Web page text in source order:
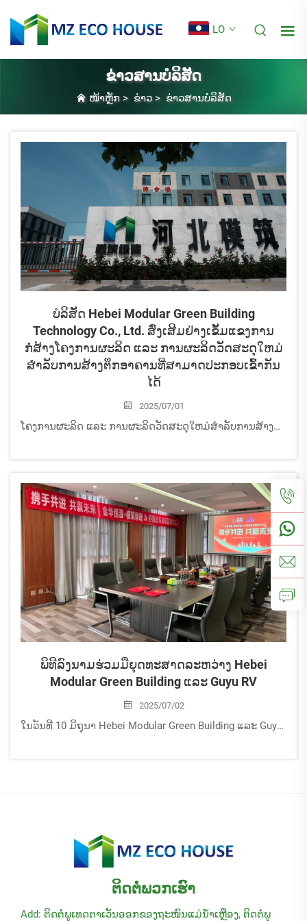
LO
ຂ່າວສານບໍລິສັດ
ໜ້າຫຼັກ> ຂ່າວ> ຂ່າວສານບໍລິສັດ
ບໍລິສັດ Hebei Modular Green Building
Technology Co., Ltd. ສົ່ງເສີມຢ່າງເຂັ້ມແຂງການ
ກໍ່ສ້າງໂຄງການຜະລິດ ແລະ ການຜະລິດວັດສະດຸໃຫມ່
ສໍາລັບການສ້າງຕຶກອາຄານທີ່ສາມາດປະກອບເຂົ້າກັນ
ໄດ້
2025/07/01
ໂຄງການຜະລິດ ແລະ ການຜະລິດວັດສະດຸໃຫມ່ສໍາລັບການສ້າງຕຶກອາຄານທີ່ສາມາດປະກອບເຂົ້າກັນໄດ້ຂອງບໍລິສັດ Hebei Modular Green Building Technology Co., Ltd. ແມ່ນໂຄງການທີ່ຖືກນໍາເຂົ້າມາຈາກ Luannan ເພື່ອສົ່ງເສີມການພັດທະນາອຸດສາຫະກໍາໃຫມ່ເຊັ່ນພະລັງງານໃຫມ່ ແລະ ວັດສະດຸໃຫມ່...
ພິທີລົງນາມຮ່ວມມືຍຸດທະສາດລະຫວ່າງ Hebei
Modular Green Building ແລະ Guyu RV
2025/07/02
ໃນວັນທີ 10 ມິຖຸນາ Hebei Modular Green Building ແລະ Guyu RV ໄດ້ຈັດພິທີເຊັນສັນຍາຮ່ວມມືຍຸດທະສາດຢ່າງເປັນກາງທີ່ໂຮງງານຜະລິດ Modular Green Building ໃນເມືອງ Tangshan ຜູ້ນຳສູງສຸດ ແລະ ທີມງານຫຼັກຂອງທັງສອງພາກສ່ວນໄດ້ເຂົ້າຮ່ວມພິທີໃນຄັ້ງນີ້ ເຊິ່ງເປັນການເປີດຍຸກໃໝ່ຂອງການຮ່ວມມືຍຸດທະສາດແບບຄົບຮອບດ້ານ ແລະ ລະອອງລະເອັດລະຫວ່າງບໍລິສັດຊັ້ນນຳສອງແຫ່ງນີ້
ຕິດຕໍ່ພວກເຮົາ
Add: ຕິດຕໍ່ພູເທດຕາເວັນອອກຂອງຖະໜົນແມ່ນ້ຳເຫຼືອງ, ຕິດຕໍ່ພູ